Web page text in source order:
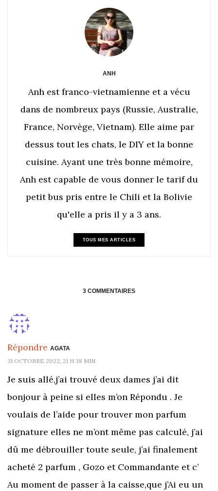
ANH
Anh est franco-vietnamienne et a vécu
dans de nombreux pays (Russie, Australie,
France, Norvège, Vietnam). Elle aime par
dessus tout les chats, le DIY et la bonne
cuisine. Ayant une très bonne mémoire,
Anh est capable de vous donner le tarif du
petit bus pris entre le Chili et la Bolivie
qu'elle a pris il y a 3 ans.
TOUS MES ARTICLES
3 COMMENTAIRES
Répondre AGATA
31 OCTOBRE 2022, 21 H 38 MIN
Je suis allé,j’ai trouvé deux dames j’ai dit
bonjour à peine si elles m’on Répondu . Je
voulais de l’aide pour trouver mon parfum
signature elles ne m’ont même pas calculé, j’ai
dû me débrouiller toute seule, j’ai finalement
acheté 2 parfum , Gozo et Commandante et c’
Au moment de passer à la caisse,que j’Ai eu un